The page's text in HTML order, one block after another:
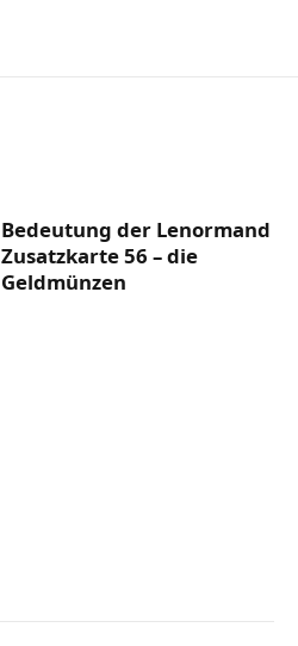
Bedeutung der Lenormand
Zusatzkarte 56 – die
Geldmünzen